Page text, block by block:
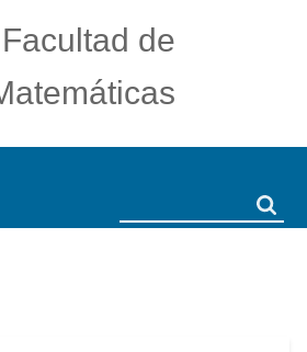
Facultad de